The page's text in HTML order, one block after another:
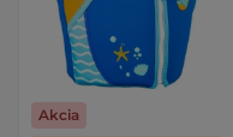
Akcia